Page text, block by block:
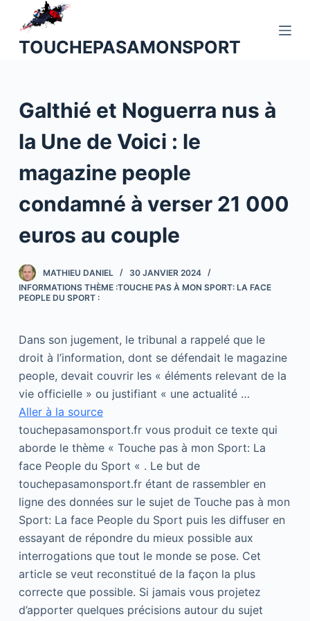
o
e
u
TOUCHEPASAMONSPORT
Galthié et Noguerra nus à
la Une de Voici : le
magazine people
condamné à verser 21 000
euros au couple
MATHIEU DANIEL
30 JANVIER 2024
INFORMATIONS THÈME :TOUCHE PAS À MON SPORT: LA FACE
PEOPLE DU SPORT :
Dans son jugement, le tribunal a rappelé que le
droit à l’information, dont se défendait le magazine
people, devait couvrir les « éléments relevant de la
vie officielle » ou justifiant « une actualité …
Aller à la source
touchepasamonsport.fr vous produit ce texte qui
aborde le thème « Touche pas à mon Sport: La
face People du Sport « . Le but de
touchepasamonsport.fr étant de rassembler en
ligne des données sur le sujet de Touche pas à mon
Sport: La face People du Sport puis les diffuser en
essayant de répondre du mieux possible aux
interrogations que tout le monde se pose. Cet
article se veut reconstitué de la façon la plus
correcte que possible. Si jamais vous projetez
d’apporter quelques précisions autour du sujet